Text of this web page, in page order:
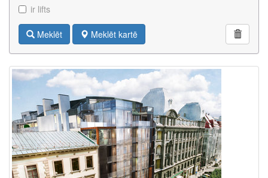
ir lifts
Meklēt Meklēt kartē